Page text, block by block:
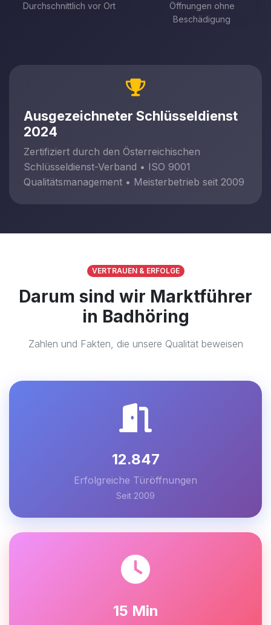
Durchschnittlich vor Ort
Öffnungen ohne
Beschädigung
Ausgezeichneter Schlüsseldienst
2024
Zertifiziert durch den Österreichischen
Schlüsseldienst-Verband • ISO 9001
Qualitätsmanagement • Meisterbetrieb seit 2009
VERTRAUEN & ERFOLGE
Darum sind wir Marktführer
in Badhöring
Zahlen und Fakten, die unsere Qualität beweisen
12.847
Erfolgreiche Türöffnungen
Seit 2009
15 Min